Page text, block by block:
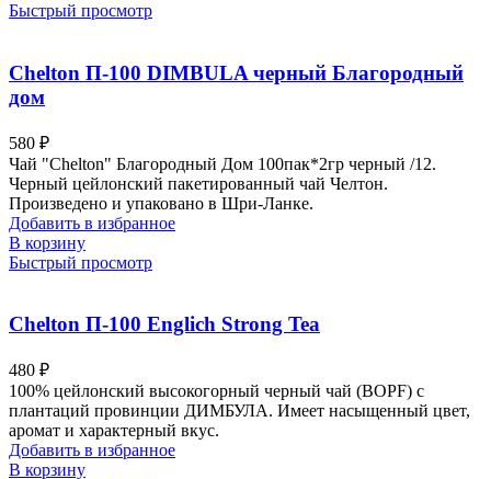
Быстрый просмотр
Chelton П-100 DIMBULA черный Благородный
дом
580 ₽
Чай "Chelton" Благородный Дом 100пак*2гр черный /12.
Черный цейлонский пакетированный чай Челтон.
Произведено и упаковано в Шри-Ланке.
Добавить в избранное
В корзину
Быстрый просмотр
Chelton П-100 Englich Strong Tea
480 ₽
100% цейлонский высокогорный черный чай (BOPF) с
плантаций провинции ДИМБУЛА. Имеет насыщенный цвет,
аромат и характерный вкус.
Добавить в избранное
В корзину